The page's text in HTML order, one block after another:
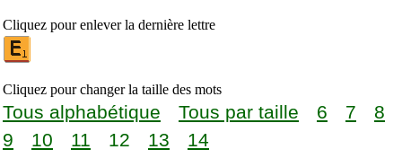
Cliquez pour enlever la dernière lettre
Cliquez pour changer la taille des mots
Tous alphabétique Tous par taille 6 7
8
9
10 11 12 13 14